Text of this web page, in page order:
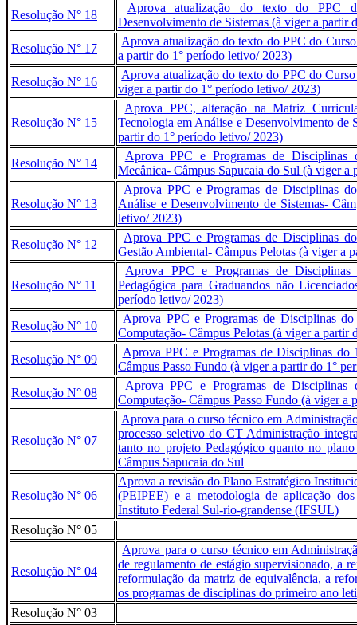
Resolução N° 18
Aprova atualização do texto do PPC
Desenvolvimento de Sistemas (à viger a partir
Resolução N° 17
Aprova atualização do texto do PPC do
a partir do 1° período letivo/ 2023)
Resolução N° 16
Aprova atualização do texto do PPC do
viger a partir do 1° período letivo/ 2023)
Resolução N° 15
Aprova PPC, alteração na Matriz
Tecnologia em Análise e Desenvolvimento de
partir do 1° período letivo/ 2023)
Resolução N° 14
Aprova PPC e Programas de Disciplinas
Mecânica- Câmpus Sapucaia do Sul (à viger
Resolução N° 13
Aprova PPC e Programas de Disciplinas
Análise e Desenvolvimento de Sistemas-
letivo/ 2023)
Resolução N° 12
Aprova PPC e Programas de Disciplinas
Gestão Ambiental- Câmpus Pelotas (à viger a
Resolução N° 11
Aprova PPC e Programas de
Pedagógica para Graduandos não
período letivo/ 2023)
Resolução N° 10
Aprova PPC e Programas de Disciplinas
Computação- Câmpus Pelotas (à viger a partir
Resolução N° 09
Aprova PPC e Programas de Disciplinas do
Câmpus Passo Fundo (à viger a partir do 1°
Resolução N° 08
Aprova PPC e Programas de
Computação- Câmpus Passo Fundo (à viger a
Resolução N° 07
Aprova para o curso técnico em
processo seletivo do CT Administração
tanto no projeto Pedagógico quanto no
Câmpus Sapucaia do Sul
Resolução N° 06
Aprova a revisão do Plano Estratégico
(PEIPEE) e a metodologia de aplicação
Instituto Federal Sul-rio-grandense (IFSUL)
Resolução N° 05
Resolução N° 04
Aprova para o curso técnico em
de regulamento de estágio supervisionado, a
reformulação da matriz de equivalência, a
os programas de disciplinas do primeiro ano
Resolução N° 03